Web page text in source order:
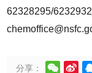
62328295/
分享：  